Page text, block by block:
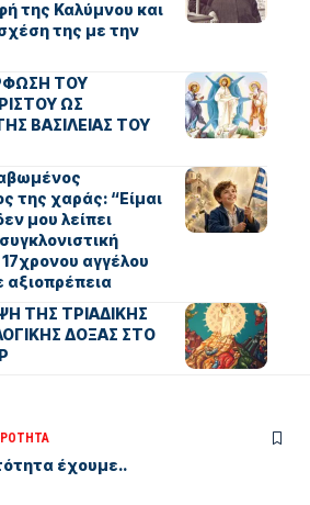
της Καλύμνου και
σχέση της με την
ΤΟΥ
ΩΣ
ΒΑΣΙΛΕΙΑΣ ΤΟΥ
της χαράς: “Είμαι
μου λείπει
17χρονου αγγέλου
αξιοπρέπεια
ΤΗΣ ΤΡΙΑΔΙΚΗΣ
ΔΟΞΑΣ ΣΤΟ
έχουμε..